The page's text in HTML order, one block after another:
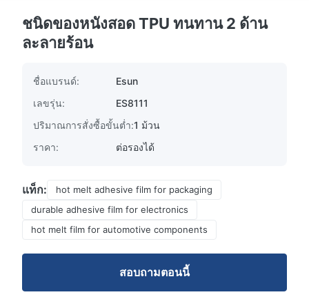
ชนิดของหนังสอด TPU ทนทาน 2 ด้าน
ละลายร้อน
ชื่อแบรนด์:
Esun
เลขรุ่น:
ES8111
ปริมาณการสั่งซื้อขั้นต่ำ:1 ม้วน
ราคา:
ต่อรองได้
แท็ก:
hot melt adhesive film for packaging
durable adhesive film for electronics
hot melt film for automotive components
สอบถามตอนนี้